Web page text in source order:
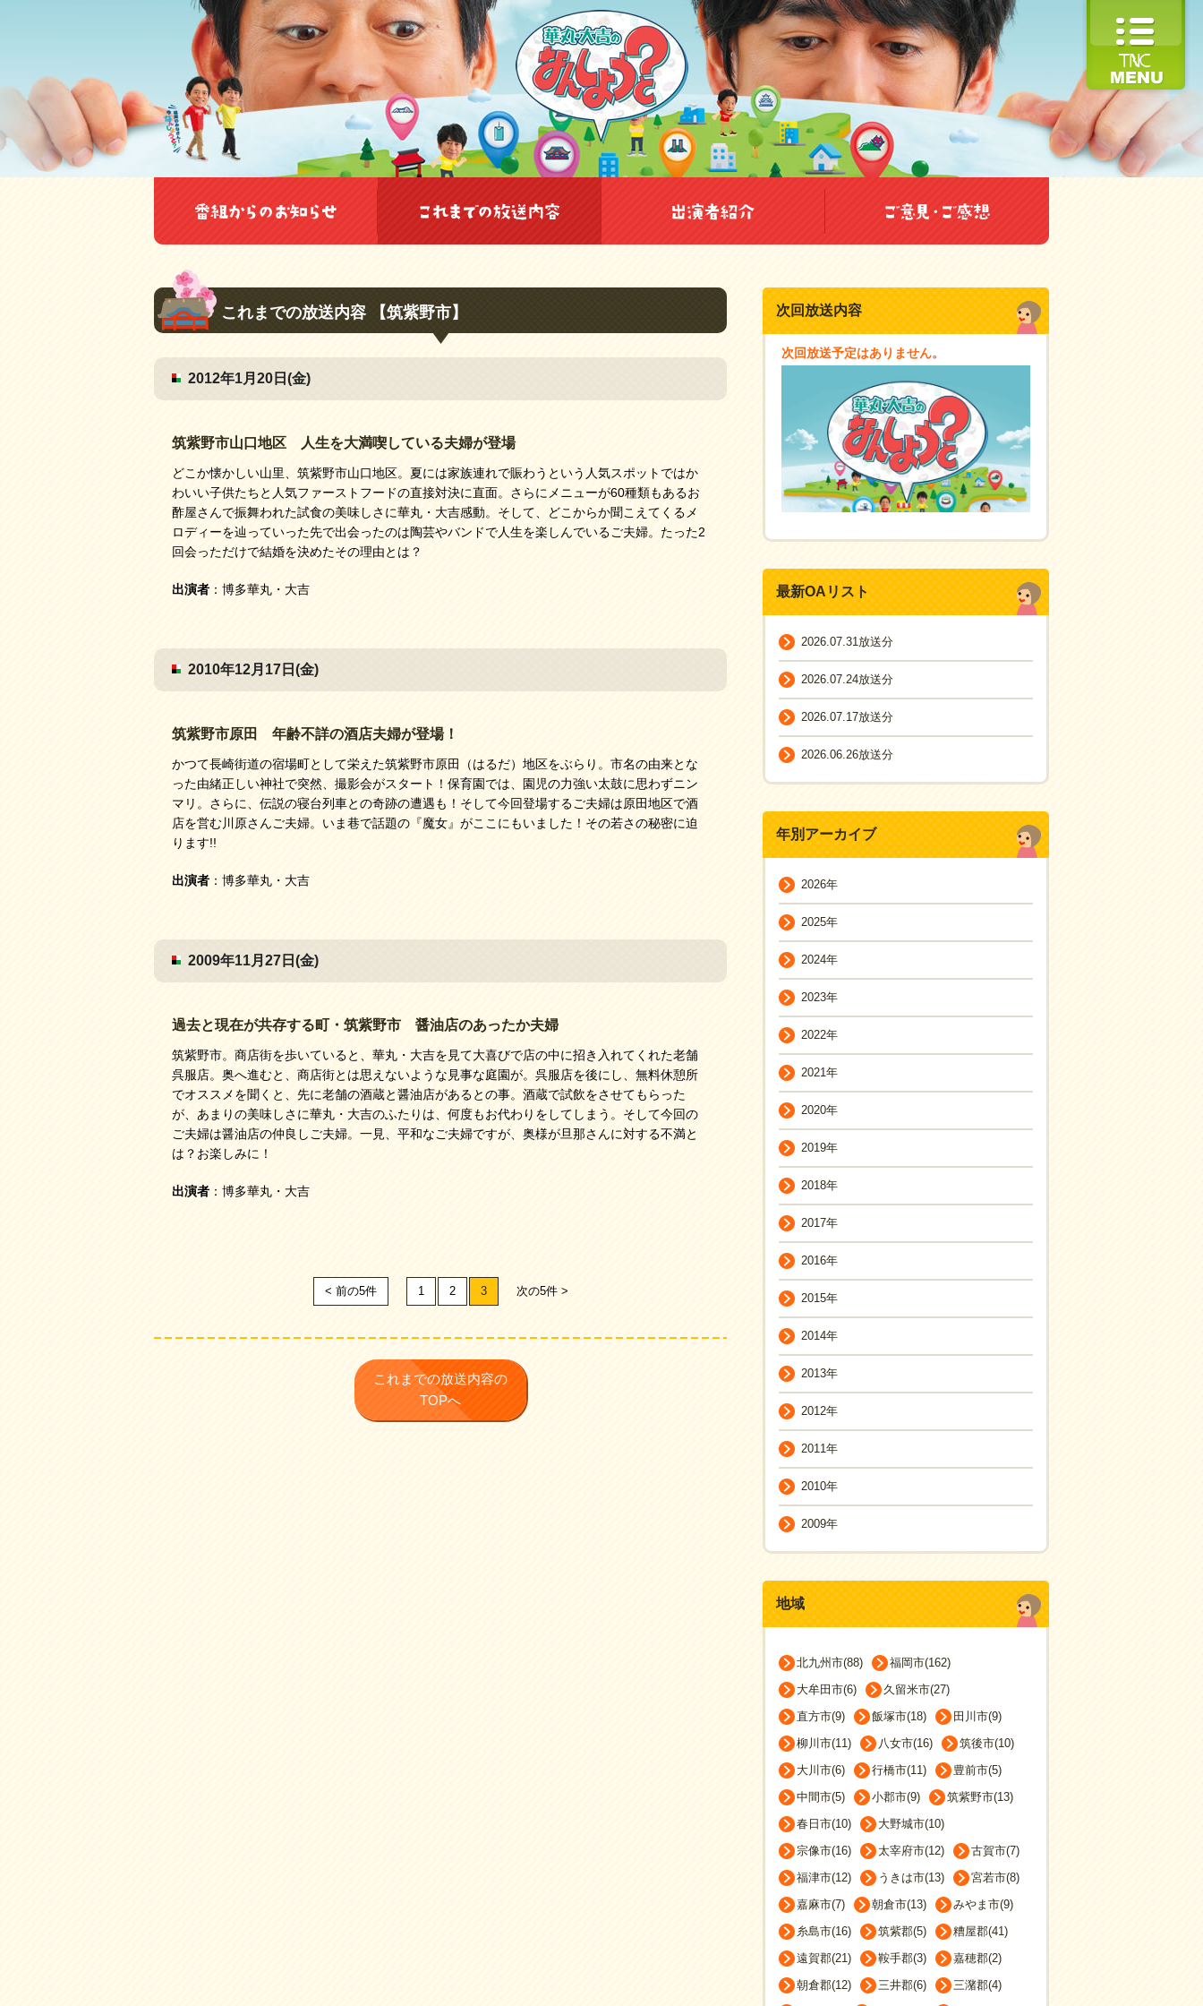
これまでの放送内容 【筑紫野市】
2012年1月20日(金)
筑紫野市山口地区 人生を大満喫している夫婦が登場
どこか懐かしい山里、筑紫野市山口地区。夏には家族連れで賑わうという人気スポットではか
わいい子供たちと人気ファーストフードの直接対決に直面。さらにメニューが60種類もあるお
酢屋さんで振舞われた試食の美味しさに華丸・大吉感動。そして、どこからか聞こえてくるメ
ロディーを辿っていった先で出会ったのは陶芸やバンドで人生を楽しんでいるご夫婦。たった2
回会っただけで結婚を決めたその理由とは？
出演者 ：博多華丸・大吉
2010年12月17日(金)
筑紫野市原田 年齢不詳の酒店夫婦が登場！
かつて長崎街道の宿場町として栄えた筑紫野市原田（はるだ）地区をぶらり。市名の由来とな
った由緒正しい神社で突然、撮影会がスタート！保育園では、園児の力強い太鼓に思わずニン
マリ。さらに、伝説の寝台列車との奇跡の遭遇も！そして今回登場するご夫婦は原田地区で酒
店を営む川原さんご夫婦。いま巷で話題の『魔女』がここにもいました！その若さの秘密に迫
ります!!
出演者 ：博多華丸・大吉
2009年11月27日(金)
過去と現在が共存する町・筑紫野市 醤油店のあったか夫婦
筑紫野市。商店街を歩いていると、華丸・大吉を見て大喜びで店の中に招き入れてくれた老舗
呉服店。奥へ進むと、商店街とは思えないような見事な庭園が。呉服店を後にし、無料休憩所
でオススメを聞くと、先に老舗の酒蔵と醤油店があるとの事。酒蔵で試飲をさせてもらった
が、あまりの美味しさに華丸・大吉のふたりは、何度もお代わりをしてしまう。そして今回の
ご夫婦は醤油店の仲良しご夫婦。一見、平和なご夫婦ですが、奥様が旦那さんに対する不満と
は？お楽しみに！
出演者 ：博多華丸・大吉
< 前の5件 1 2 3 次の5件 >
これまでの放送内容の
TOPへ
次回放送内容
次回放送予定はありません。
最新OAリスト
2026.07.31放送分
2026.07.24放送分
2026.07.17放送分
2026.06.26放送分
年別アーカイブ
2026年
2025年
2024年
2023年
2022年
2021年
2020年
2019年
2018年
2017年
2016年
2015年
2014年
2013年
2012年
2011年
2010年
2009年
地域
北九州市(88)
福岡市(162)
大牟田市(6)
久留米市(27)
直方市(9)
飯塚市(18)
田川市(9)
柳川市(11)
八女市(16)
筑後市(10)
大川市(6)
行橋市(11)
豊前市(5)
中間市(5)
小郡市(9)
筑紫野市(13)
春日市(10)
大野城市(10)
宗像市(16)
太宰府市(12)
古賀市(7)
福津市(12)
うきは市(13)
宮若市(8)
嘉麻市(7)
朝倉市(13)
みやま市(9)
糸島市(16)
筑紫郡(5)
糟屋郡(41)
遠賀郡(21)
鞍手郡(3)
嘉穂郡(2)
朝倉郡(12)
三井郡(6)
三潴郡(4)